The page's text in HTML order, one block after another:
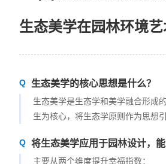
生态美学在园林环境
生态美学的核心思想是什么？
生态美学是生态学和美学融合形成
生为核心，将生态学原则作为思想
将生态美学应用于园林设计，
主要从两个维度提升幸福指数：